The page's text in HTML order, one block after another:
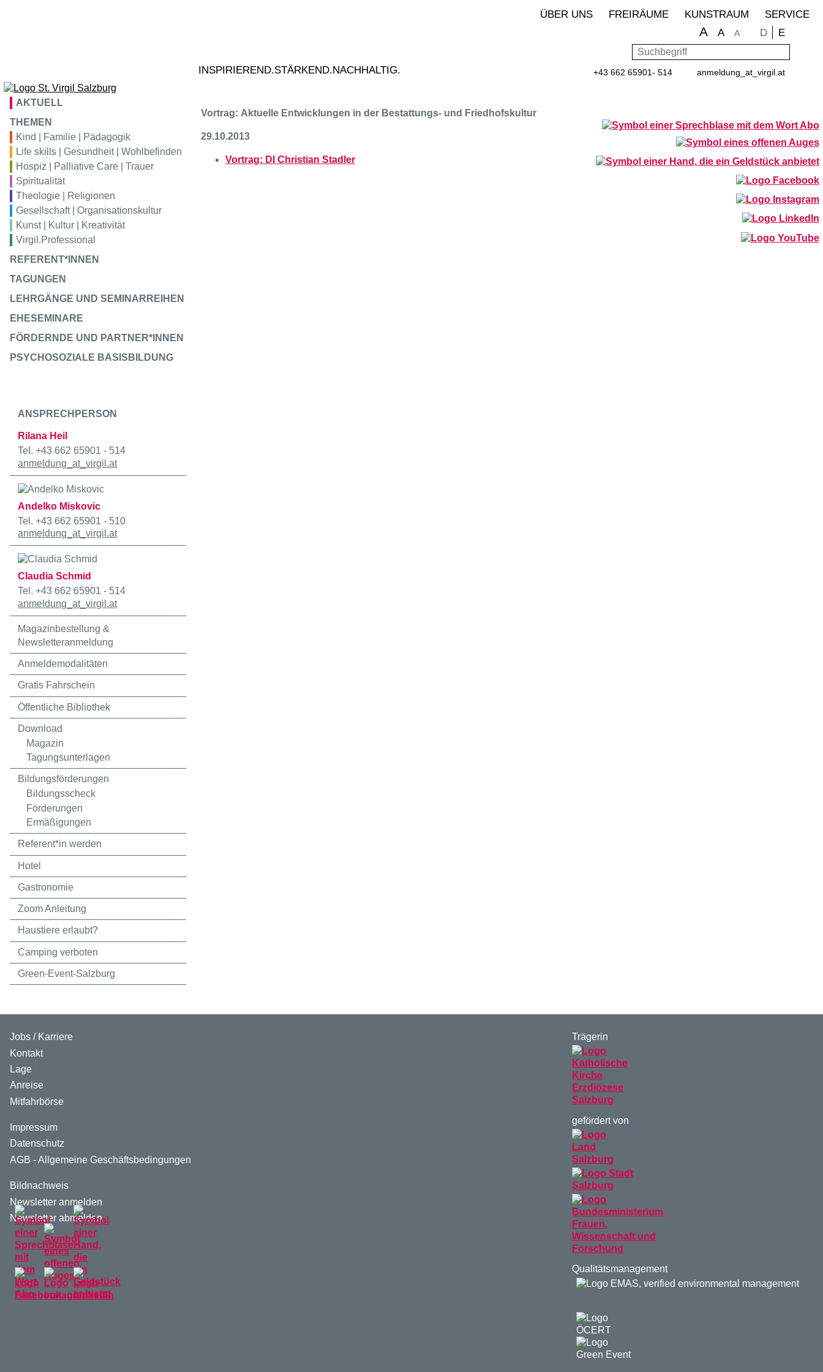
INSPIRIEREND.STÄRKEND.NACHHALTIG.
ÜBER UNS FREIRÄUME KUNSTRAUM SERVICE
A A A Sprache
D E
Suchbegriff
+43 662 65901- 514 anmeldung _at_ virgil.at
VIRGILhotel
VIRGILgastro
VIRGILkunstraum
AKTUELL
THEMEN
Kind | Familie | Pädagogik
Life skills | Gesundheit | Wohlbefinden
Hospiz | Palliative Care | Trauer
Spiritualität
Theologie | Religionen
Gesellschaft | Organisationskultur
Kunst | Kultur | Kreativität
Virgil.Professional
REFERENT*INNEN
TAGUNGEN
LEHRGÄNGE UND SEMINARREIHEN
EHESEMINARE
FÖRDERNDE UND PARTNER*INNEN
PSYCHOSOZIALE BASISBILDUNG
Vortrag: Aktuelle Entwicklungen in der Bestattungs- und Friedhofskultur
29.10.2013
Vortrag: DI Christian Stadler
ANSPRECHPERSON
Rilana Heil
Tel. +43 662 65901 - 514
anmeldung _at_virgil.at
Andelko Miskovic
Tel. +43 662 65901 - 510
anmeldung _at_virgil.at
Claudia Schmid
Tel. +43 662 65901 - 514
anmeldung _at_virgil.at
Magazinbestellung &
Newsletteranmeldung
Anmeldemodalitäten
Gratis Fahrschein
Öffentliche Bibliothek
Download
Magazin
Tagungsunterlagen
Bildungsförderungen
Bildungsscheck
Förderungen
Ermäßigungen
Referent*in werden
Hotel
Gastronomie
Zoom Anleitung
Haustiere erlaubt?
Camping verboten
Green-Event-Salzburg
Jobs / Karriere
Kontakt
Lage
Anreise
Mitfahrbörse
Impressum
Datenschutz
AGB - Allgemeine Geschäftsbedingungen
Bildnachweis
Newsletter anmelden
Newsletter abmelden
Trägerin
gefördert von
Qualitätsmanagement